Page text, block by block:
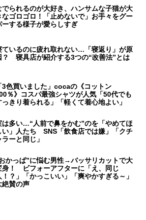
でられるのが大好き、ハンサムな子猫が大
なゴロゴロ！「止めないで」お手々をグー
ーする様子が愛らしすぎ
ているのに疲れ取れない…「寝返り」が原
？ 寝具店が紹介する3つの“改善法”とは
3色買いました」cocaの《コットン
％》コスパ最強シャツが人気「50代でも
っきり着られる」「軽くて着心地よい」
は多い…“人前で鼻をかむ”のを「やめてほ
い」人たち SNS「飲食店では嫌」「クチ
ラーと同じ」
かっぱ”に悩む男性→バッサリカットで大
身！ ビフォーアフターに「え、同じ
！？」「かっこいい」「爽やかすぎる～」
絶賛の声